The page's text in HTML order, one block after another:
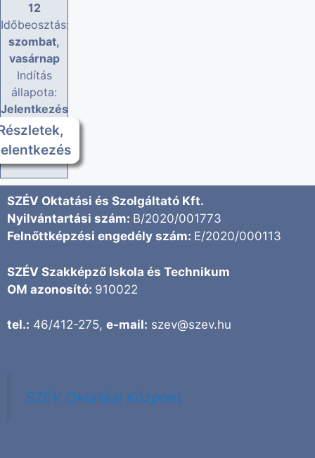
12
Időbeosztás:
szombat,
vasárnap
Indítás
állapota:
Jelentkezés
SZÉV Oktatási és Szolgáltató Kft.
Nyilvántartási szám: B/2020/001773
Felnőttképzési engedély szám: E/2020/000113
SZÉV Szakképző Iskola és Technikum
OM azonosító: 910022
tel.: 46/412-275, e-mail: szev@szev.hu
SZÉV Oktatási Központ